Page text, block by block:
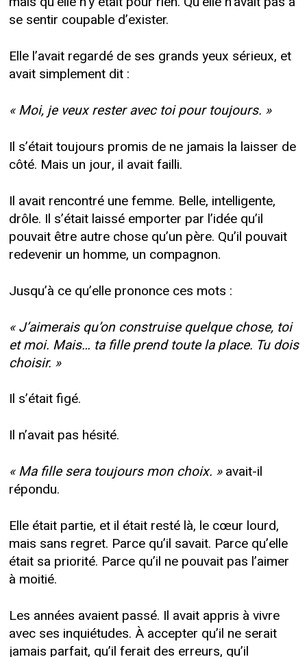
se sentir coupable d’exister.
Elle l’avait regardé de ses grands yeux sérieux, et
avait simplement dit :
« Moi, je veux rester avec toi pour toujours. »
Il s’était toujours promis de ne jamais la laisser de
côté. Mais un jour, il avait failli.
Il avait rencontré une femme. Belle, intelligente,
drôle. Il s’était laissé emporter par l’idée qu’il
pouvait être autre chose qu’un père. Qu’il pouvait
redevenir un homme, un compagnon.
Jusqu’à ce qu’elle prononce ces mots :
« J’aimerais qu’on construise quelque chose, toi
et moi. Mais… ta fille prend toute la place. Tu dois
choisir. »
Il s’était figé.
Il n’avait pas hésité.
« Ma fille sera toujours mon choix. »avait-il
répondu.
Elle était partie, et il était resté là, le cœur lourd,
mais sans regret. Parce qu’il savait. Parce qu’elle
était sa priorité. Parce qu’il ne pouvait pas l’aimer
à moitié.
Les années avaient passé. Il avait appris à vivre
avec ses inquiétudes. À accepter qu’il ne serait
jamais parfait, qu’il ferait des erreurs, qu’il